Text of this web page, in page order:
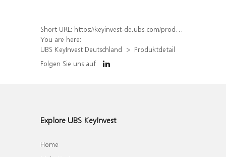
Short URL: https://keyinvest-de.ubs.com/produkt/detail/index/isin/DE000WA46TF1
You are here:
UBS KeyInvest Deutschland
Produktdetail
Folgen Sie uns auf
Explore UBS KeyInvest
Home